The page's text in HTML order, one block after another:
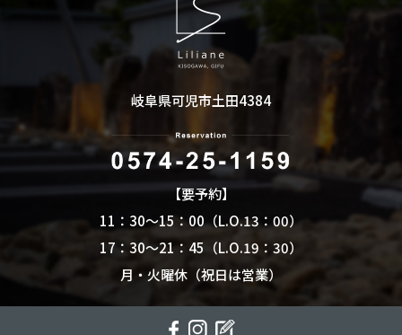
岐阜県可児市土田4384
【要予約】
11：30～15：00（L.O.13：00）
17：30～21：45（L.O.19：30）
月・火曜休（祝日は営業）